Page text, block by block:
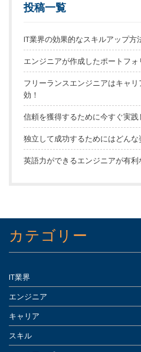
投稿一覧
IT業界の効果的なスキルアップ方
エンジニアが作成したポートフ
フリーランスエンジニアはキャ
効！
信頼を獲得するために今すぐ実践
独立して成功するためにはどんな
英語力ができるエンジニアが有利
カテゴリー
IT業界
エンジニア
キャリア
スキル